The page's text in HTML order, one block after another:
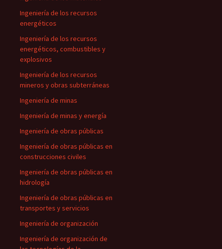
Ingeniería de los recursos
energéticos
Ingeniería de los recursos
energéticos, combustibles y
explosivos
Ingeniería de los recursos
mineros y obras subterráneas
Ingeniería de minas
Ingeniería de minas y energía
Ingeniería de obras públicas
Ingeniería de obras públicas en
construcciones civiles
Ingeniería de obras públicas en
hidrología
Ingeniería de obras públicas en
transportes y servicios
Ingeniería de organización
Ingeniería de organización de